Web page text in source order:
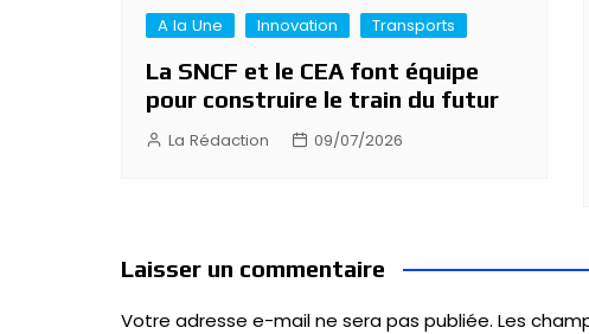
A la Une Innovation Transports
La SNCF et le CEA font équipe
pour construire le train du futur
La Rédaction 09/07/2026
Laisser un commentaire
Votre adresse e-mail ne sera pas publiée. Les